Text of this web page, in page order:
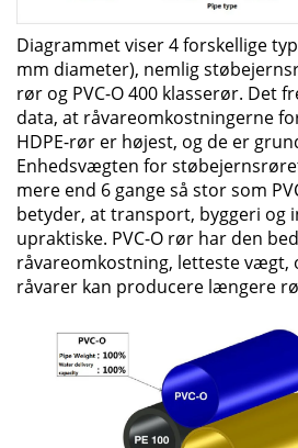
Diagrammet viser 4 forskellige
mm diameter), nemlig
rør og PVC-O 400 klasserør. Det
data, at råvareomkostningerne
HDPE-rør er højest, og de er
Enhedsvægten for
mere end 6 gange så stor som
betyder, at transport, byggeri og
upraktiske. PVC-O rør har den
råvareomkostning, letteste vægt,
råvarer kan producere længere